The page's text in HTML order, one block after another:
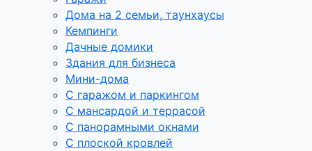
Дома на 2 семьи, таунхаусы
Кемпинги
Дачные домики
Здания для бизнеса
Мини-дома
С гаражом и паркингом
С мансардой и террасой
С панорамными окнами
С плоской кровлей